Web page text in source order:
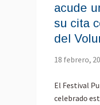
acude
su cita
del
18 febrero,
El Festival
celebrado